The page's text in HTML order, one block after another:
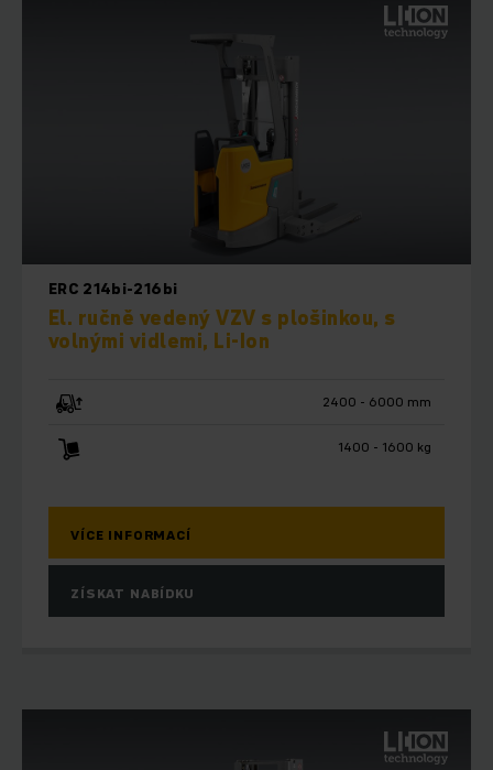
ERC 214bi-216bi
El. ručně vedený VZV s plošinkou, s
volnými vidlemi, Li-Ion
2400 - 6000 mm
1400 - 1600 kg
VÍCE INFORMACÍ
ZÍSKAT NABÍDKU